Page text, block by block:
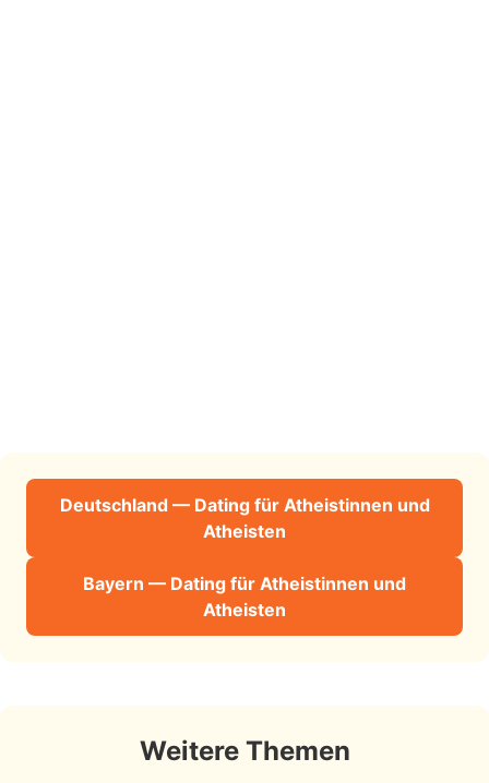
Deutschland — Dating für Atheistinnen und
Atheisten
Bayern — Dating für Atheistinnen und
Atheisten
Weitere Themen